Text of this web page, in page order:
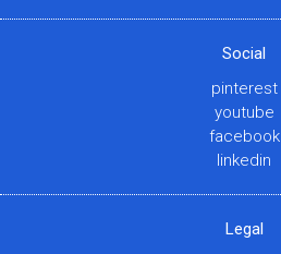
Social
pinterest
youtube
facebook
linkedin
Legal